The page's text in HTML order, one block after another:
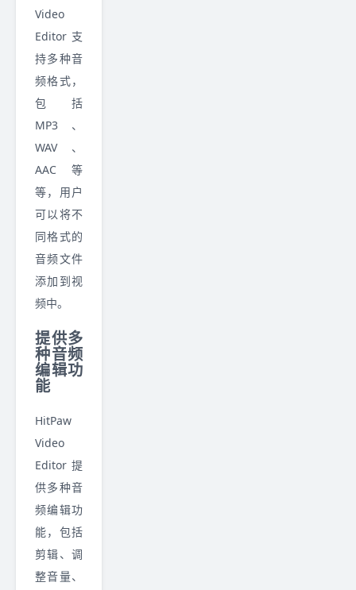
Video
Editor 支
持多种音
频格式，
包括
MP3、
WAV、
AAC 等
等，用户
可以将不
同格式的
音频文件
添加到视
频中。
提供多
种音频
编辑功
能
HitPaw
Video
Editor 提
供多种音
频编辑功
能，包括
剪辑、调
整音量、